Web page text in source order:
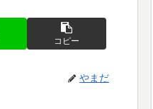
コピー
やまだ